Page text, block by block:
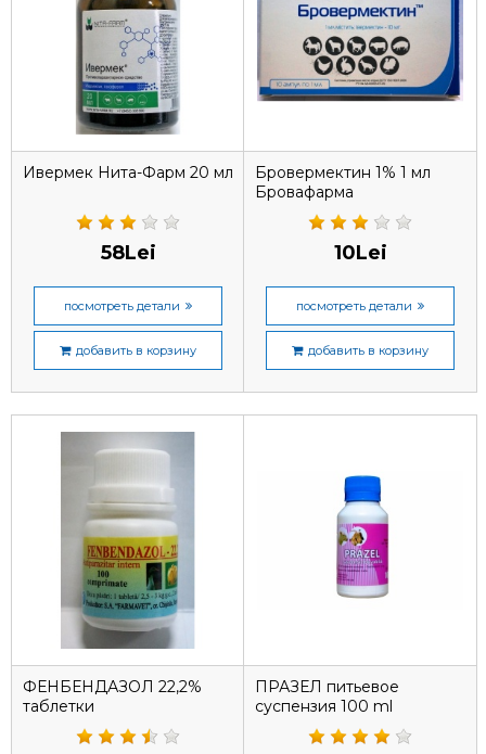
Ивермек Нита-Фарм 20 мл
58Lei
посмотреть детали
добавить в корзину
Бровермектин 1% 1 мл
Бровафарма
10Lei
посмотреть детали
добавить в корзину
ФЕНБЕНДАЗОЛ 22,2%
таблетки
ПРАЗЕЛ питьевое
суспензия 100 ml